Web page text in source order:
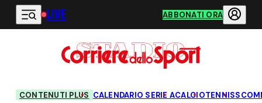
Vai al contenuto principale
LIVE ABBONATI ORA
CONTENUTI PLUS CALENDARIO SERIE ACALCIOTENNIS